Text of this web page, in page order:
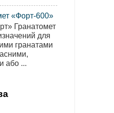
«Форт-600»
Гранатомет
для
гранатами
або ...